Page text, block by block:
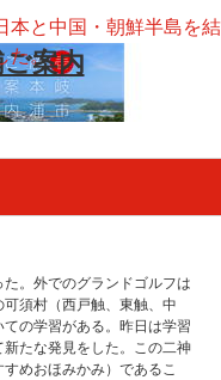
案内
本と中国・朝鮮半島を結
た。
。外でのグランドゴルフは
須村（西戸触、東触、中
の学習がある。昨日は学習
新たな発見をした。この二神
めおほみかみ）であるこ